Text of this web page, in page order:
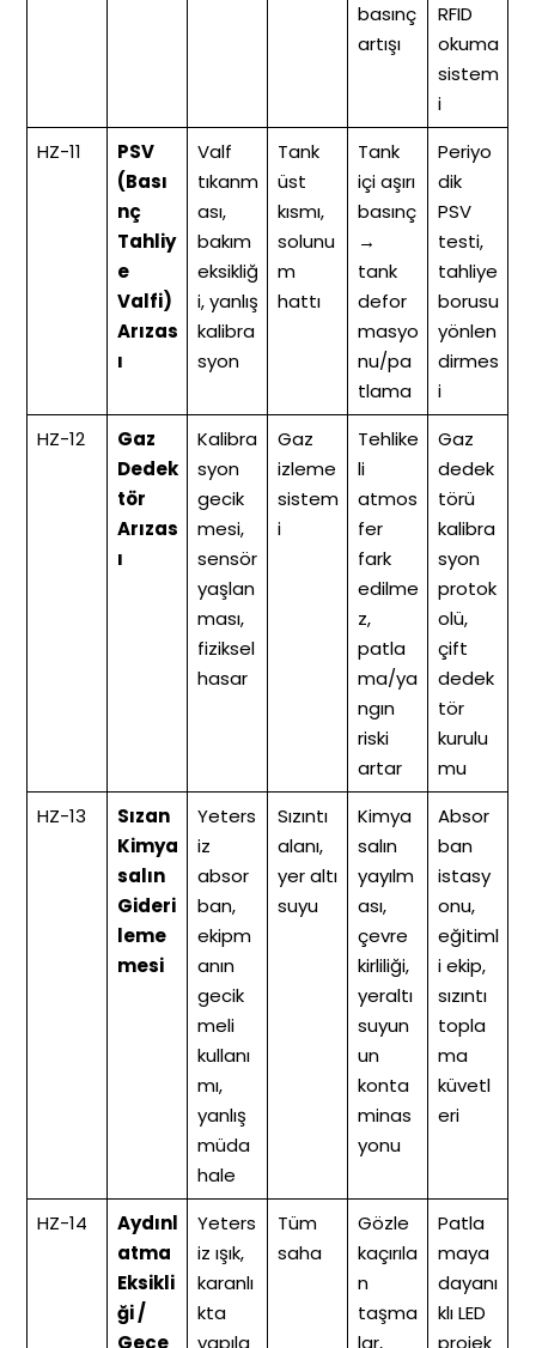
basınç
artışı
RFID
okuma
sistem
i
HZ-11
PSV
(Bası
nç
Tahliy
e
Valfi)
Arızas
ı
Valf
tıkanm
ası,
bakım
eksikliğ
i, yanlış
kalibra
syon
Tank
üst
kısmı,
solunu
m
hattı
Tank
içi aşırı
basınç
→
tank
defor
masyo
nu/pa
tlama
Periyo
dik
PSV
testi,
tahliye
borusu
yönlen
dirmes
i
HZ-12
Gaz
Dedek
tör
Arızas
ı
Kalibra
syon
gecik
mesi,
sensör
yaşlan
ması,
fiziksel
hasar
Gaz
izleme
sistem
i
Tehlike
li
atmos
fer
fark
edilme
z,
patla
ma/ya
ngın
riski
artar
Gaz
dedek
törü
kalibra
syon
protok
olü,
çift
dedek
tör
kurulu
mu
HZ-13
Sızan
Kimya
salın
Gideri
leme
mesi
Yeters
iz
absor
ban,
ekipm
anın
gecik
meli
kullanı
mı,
yanlış
müda
hale
Sızıntı
alanı,
yer altı
suyu
Kimya
salın
yayılm
ası,
çevre
kirliliği,
yeraltı
suyun
un
konta
minas
yonu
Absor
ban
istasy
onu,
eğitiml
i ekip,
sızıntı
topla
ma
küvetl
eri
HZ-14
Aydınl
atma
Eksikli
ği /
Gece
Yeters
iz ışık,
karanlı
kta
yapıla
Tüm
saha
Gözle
kaçırıla
n
taşma
lar,
Patla
maya
dayanı
klı LED
projek